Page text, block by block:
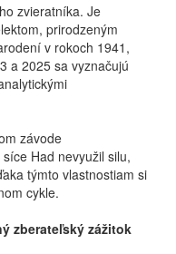
zvieratníka. Je
prirodzeným
v rokoch 1941,
a 2025 sa vyznačujú
závode
Had nevyužil silu,
týmto vlastnostiam si
cykle.
zberateľský zážitok